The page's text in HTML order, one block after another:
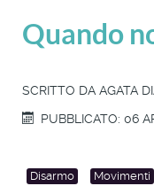
Quando
SCRITTO DA AGATA
PUBBLICATO: 06
Disarmo Movimenti